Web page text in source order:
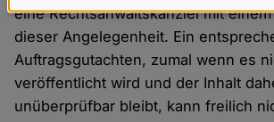
eine Rechtsanwaltskanzlei mit
dieser Angelegenheit. Ein
Auftragsgutachten, zumal wenn es
veröffentlicht wird und der Inhalt
unüberprüfbar bleibt, kann freilich
Daten
und
Cookies